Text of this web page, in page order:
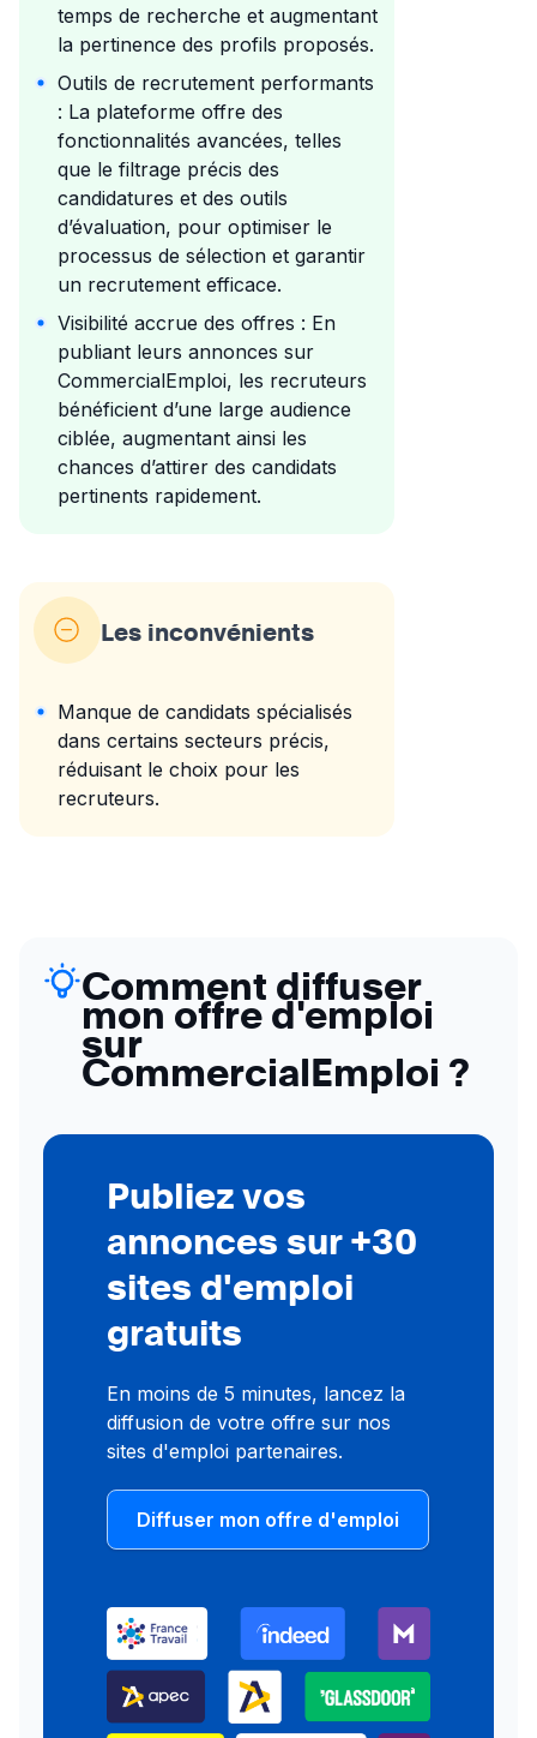
temps de recherche et augmentant
la pertinence des profils proposés.
Outils de recrutement performants
: La plateforme offre des
fonctionnalités avancées, telles
que le filtrage précis des
candidatures et des outils
d’évaluation, pour optimiser le
processus de sélection et garantir
un recrutement efficace.
Visibilité accrue des offres : En
publiant leurs annonces sur
CommercialEmploi, les recruteurs
bénéficient d’une large audience
ciblée, augmentant ainsi les
chances d’attirer des candidats
pertinents rapidement.
Les inconvénients
Manque de candidats spécialisés
dans certains secteurs précis,
réduisant le choix pour les
recruteurs.
Comment diffuser
mon offre d'emploi
sur
CommercialEmploi ?
Publiez vos
annonces sur +30
sites d'emploi
gratuits
En moins de 5 minutes, lancez la
diffusion de votre offre sur nos
sites d'emploi partenaires.
Diffuser mon offre d'emploi